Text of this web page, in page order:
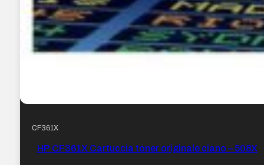
CF361X
HP CF361X Cartuccia toner originale ciano – 508X